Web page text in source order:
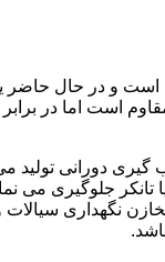
است و در حال
است اما در
گیری دورانی
جلوگیری می
نگهداری